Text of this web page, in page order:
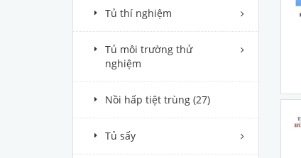
Tủ thí nghiệm
Tủ môi trường thử
nghiệm
Nồi hấp tiệt trùng (27)
Tủ sấy